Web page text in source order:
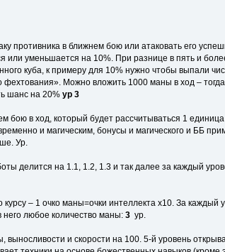
противника в ближнем бою или атаковать его
уменьшается на 10%. При разнице в пять и
куба, к примеру для 10% нужно чтобы выпали
фехтования». Можно вложить 1000 маны в ход –
шанс на 20%ур 3
бою в ход, который будет рассчитываться 1
и магическим, бонусы и магического и ББ
Ур.
делится на 1.1, 1.2, 1.3 и так далее за каждый
– 1 очко маны=очки интеллекта x10. За каждый
него любое количество маны:3 ур.
выносливости и скорости на 100. 5-й уровень